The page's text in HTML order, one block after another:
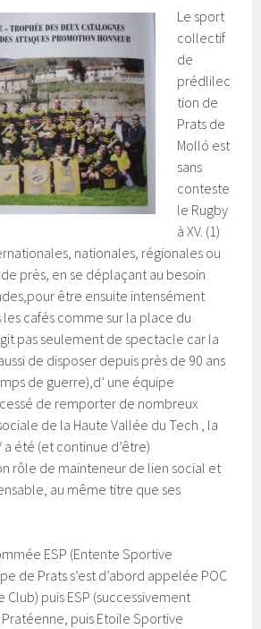
Le sport
collectif
de
prédlilec
tion de
Prats de
Molló est
sans
conteste
le Rugby
à XV. (1)
nationales, régionales ou
près, en se déplaçant au besoin
être ensuite intensément
cafés comme sur la place du
pas seulement de spectacle car la
de disposer depuis près de 90 ans
de guerre),d’ une équipe
de remporter de nombreux
de la Haute Vallée du Tech , la
a été (et continue d’être)
rôle de mainteneur de lien social et
au même titre que ses
ESP (Entente Sportive
de Prats s’est d’abord appelée POC
Club) puis ESP (successivement
puis Etoile Sportive